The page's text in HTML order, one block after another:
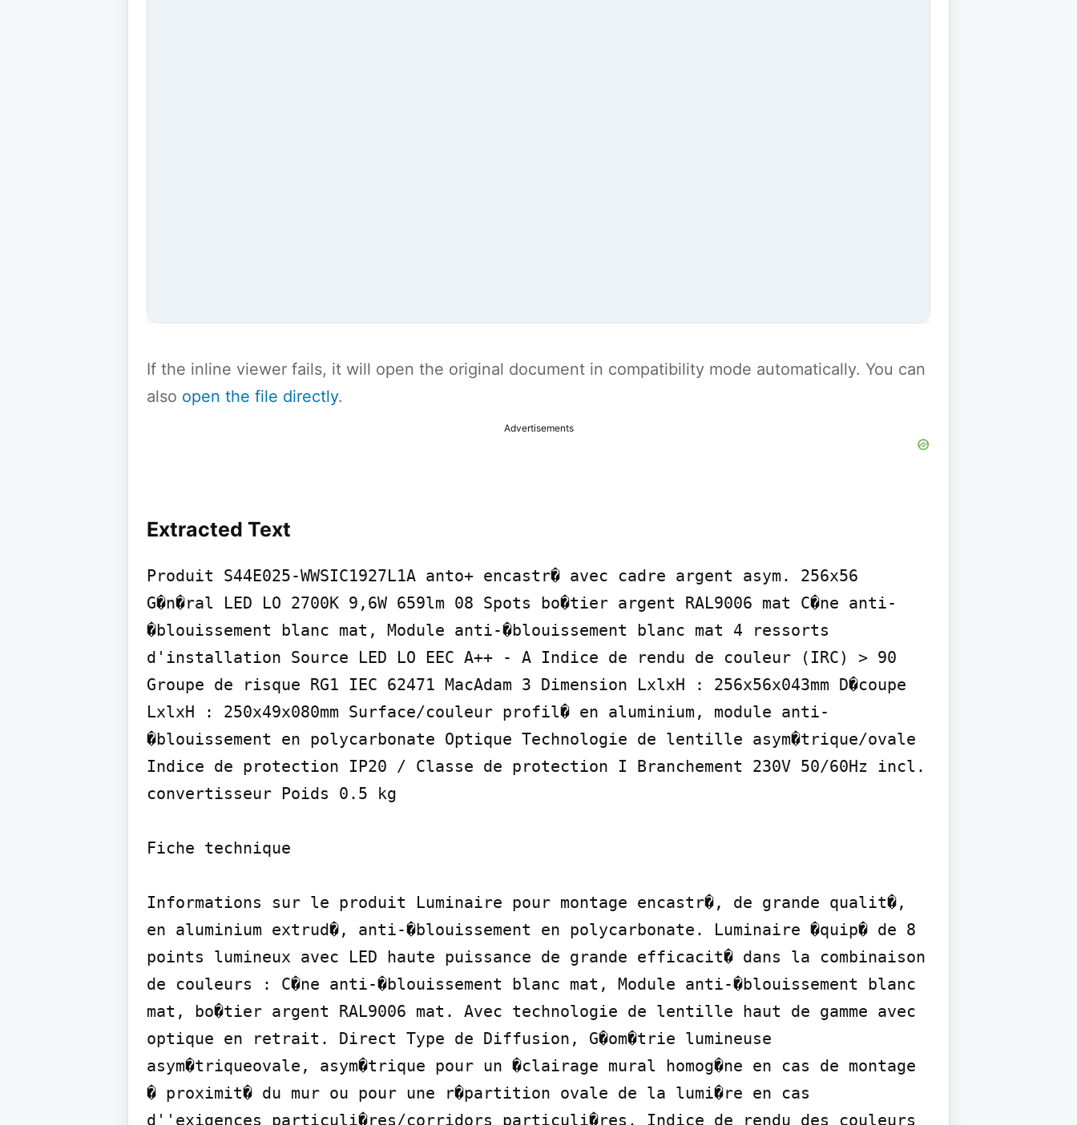
If the inline viewer fails, it will open the original document in compatibility mode automatically. You can
also open the file directly.
Advertisements
Extracted Text
Produit S44E025-WWSIC1927L1A anto+ encastr� avec cadre argent asym. 256x56
G�n�ral LED LO 2700K 9,6W 659lm 08 Spots bo�tier argent RAL9006 mat C�ne anti-
�blouissement blanc mat, Module anti-�blouissement blanc mat 4 ressorts
d'installation Source LED LO EEC A++ - A Indice de rendu de couleur (IRC) > 90
Groupe de risque RG1 IEC 62471 MacAdam 3 Dimension LxlxH : 256x56x043mm D�coupe
LxlxH : 250x49x080mm Surface/couleur profil� en aluminium, module anti-
�blouissement en polycarbonate Optique Technologie de lentille asym�trique/ovale
Indice de protection IP20 / Classe de protection I Branchement 230V 50/60Hz incl.
convertisseur Poids 0.5 kg
Fiche technique
Informations sur le produit Luminaire pour montage encastr�, de grande qualit�,
en aluminium extrud�, anti-�blouissement en polycarbonate. Luminaire �quip� de 8
points lumineux avec LED haute puissance de grande efficacit� dans la combinaison
de couleurs : C�ne anti-�blouissement blanc mat, Module anti-�blouissement blanc
mat, bo�tier argent RAL9006 mat. Avec technologie de lentille haut de gamme avec
optique en retrait. Direct Type de Diffusion, G�om�trie lumineuse
asym�triqueovale, asym�trique pour un �clairage mural homog�ne en cas de montage
� proximit� du mur ou pour une r�partition ovale de la lumi�re en cas
d''exigences particuli�res/corridors particuli�res. Indice de rendu des couleurs